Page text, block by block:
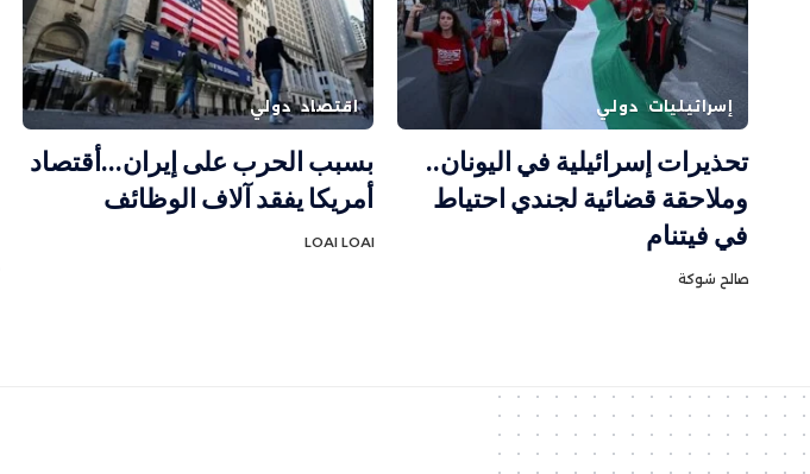
إسرائيليات دولي
تحذيرات إسرائيلية في اليونان..
وملاحقة قضائية لجندي احتياط
في فيتنام
صالح شوكة
اقتصاد دولي
بسبب الحرب على إيران…أقتصاد
أمريكا يفقد آلاف الوظائف
LOAI LOAI